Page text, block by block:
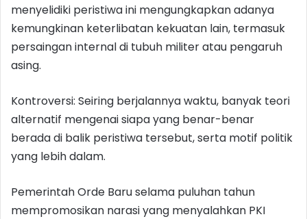
menyelidiki peristiwa ini mengungkapkan adanya
kemungkinan keterlibatan kekuatan lain, termasuk
persaingan internal di tubuh militer atau pengaruh
asing.
Kontroversi: Seiring berjalannya waktu, banyak teori
alternatif mengenai siapa yang benar-benar
berada di balik peristiwa tersebut, serta motif politik
yang lebih dalam.
Pemerintah Orde Baru selama puluhan tahun
mempromosikan narasi yang menyalahkan PKI